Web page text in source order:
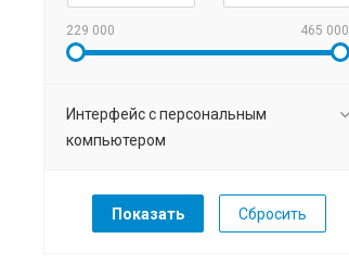
229 000 465 000
Интерфейс с персональным
компьютером
Сбросить